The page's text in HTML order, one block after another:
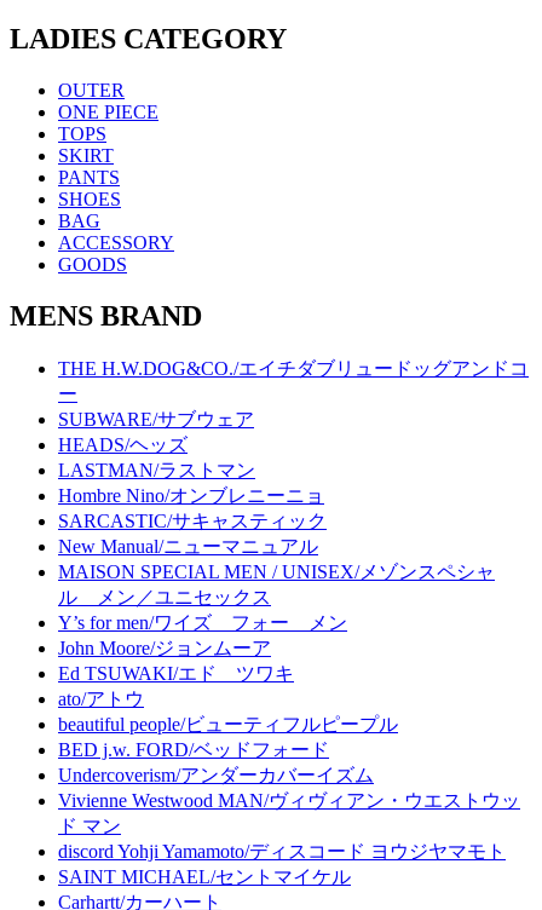
LADIES CATEGORY
OUTER
ONE PIECE
TOPS
SKIRT
PANTS
SHOES
BAG
ACCESSORY
GOODS
MENS BRAND
THE H.W.DOG&CO./エイチダブリュードッグアンドコ
ー
SUBWARE/サブウェア
HEADS/ヘッズ
LASTMAN/ラストマン
Hombre Nino/オンブレニーニョ
SARCASTIC/サキャスティック
New Manual/ニューマニュアル
MAISON SPECIAL MEN / UNISEX/メゾンスペシャ
ル メン／ユニセックス
Y’s for men/ワイズ フォー メン
John Moore/ジョンムーア
Ed TSUWAKI/エド ツワキ
ato/アトウ
beautiful people/ビューティフルピープル
BED j.w. FORD/ベッドフォード
Undercoverism/アンダーカバーイズム
Vivienne Westwood MAN/ヴィヴィアン・ウエストウッ
ド マン
discord Yohji Yamamoto/ディスコード ヨウジヤマモト
SAINT MICHAEL/セントマイケル
Carhartt/カーハート